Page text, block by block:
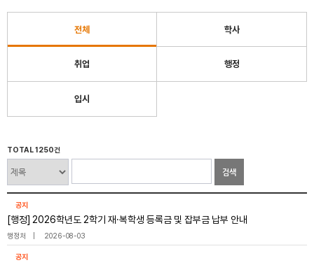
전체 학사
취업 행정
입시
TOTAL 1250건
검색
공지
[행정] 2026학년도 2학기 재·복학생 등록금 및 잡부금 납부 안내
행정처 2026-08-03
공지